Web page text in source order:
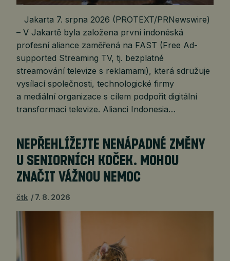
Jakarta 7. srpna 2026 (PROTEXT/PRNewswire)
– V Jakartě byla založena první indonéská
profesní aliance zaměřená na FAST (Free Ad-
supported Streaming TV, tj. bezplatné
streamování televize s reklamami), která sdružuje
vysílací společnosti, technologické firmy
a mediální organizace s cílem podpořit digitální
transformaci televize. Alianci Indonesia…
NEPŘEHLÍŽEJTE NENÁPADNÉ ZMĚNY
U SENIORNÍCH KOČEK. MOHOU
ZNAČIT VÁŽNOU NEMOC
čtk 7. 8. 2026